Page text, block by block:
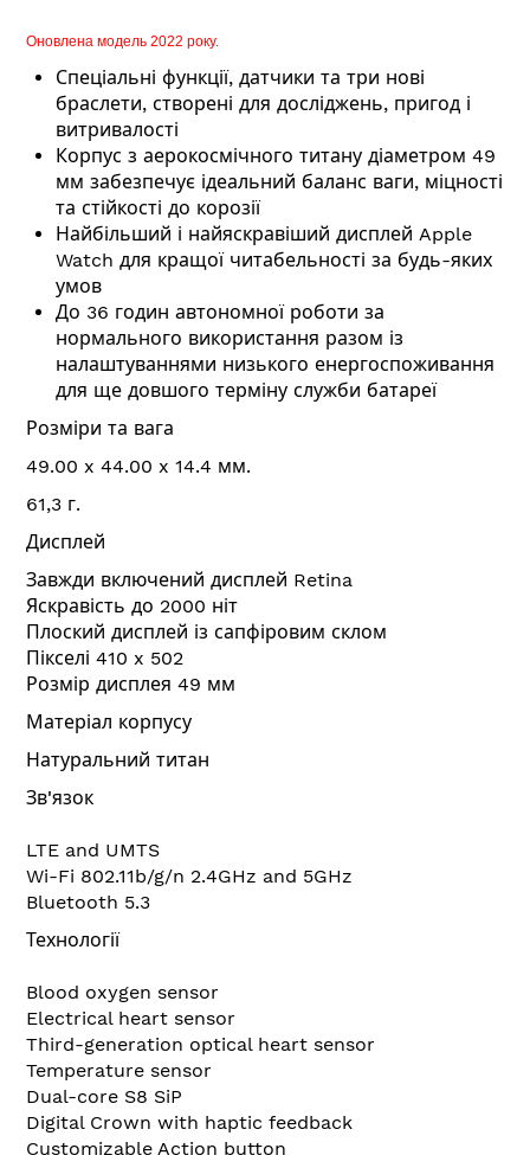
Оновлена модель 2022 року.
Спеціальні функції, датчики та три нові
браслети, створені для досліджень, пригод і
витривалості
Корпус з аерокосмічного титану діаметром 49
мм забезпечує ідеальний баланс ваги, міцності
та стійкості до корозії
Найбільший і найяскравіший дисплей Apple
Watch для кращої читабельності за будь-яких
умов
До 36 годин автономної роботи за
нормального використання разом із
налаштуваннями низького енергоспоживання
для ще довшого терміну служби батареї
Розміри та вага
49.00 x 44.00 x 14.4 мм.
61,3 г.
Дисплей
Завжди включений дисплей Retina
Яскравість до 2000 ніт
Плоский дисплей із сапфіровим склом
Пікселі 410 x 502
Розмір дисплея 49 мм
Матеріал корпусу
Натуральний титан
Зв'язок
LTE and UMTS
Wi-Fi 802.11b/g/n 2.4GHz and 5GHz
Bluetooth 5.3
Технології
Blood oxygen sensor
Electrical heart sensor
Third-generation optical heart sensor
Temperature sensor
Dual-core S8 SiP
Digital Crown with haptic feedback
Customizable Action button